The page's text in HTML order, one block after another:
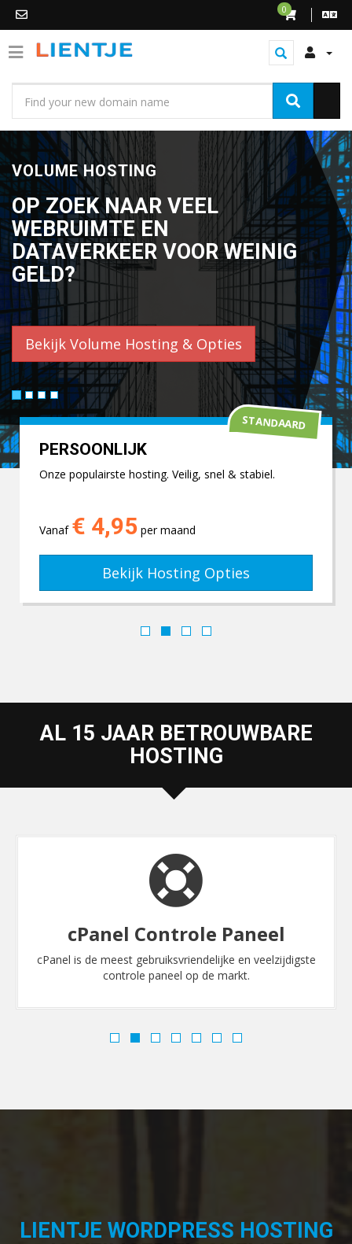
0
VOLUME HOSTING
OP ZOEK NAAR VEEL
WEBRUIMTE EN
DATAVERKEER VOOR WEINIG
GELD?
Bekijk Volume Hosting & Opties
PERSOONLIJK
Onze populairste hosting. Veilig, snel & stabiel.
Vanaf € 4,95 per maand
Bekijk Hosting Opties
STANDAARD
AL 15 JAAR BETROUWBARE
HOSTING
cPanel Controle Paneel
cPanel is de meest gebruiksvriendelijke en veelzijdigste
controle paneel op de markt.
LIENTJE WORDPRESS HOSTING